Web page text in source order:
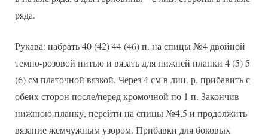
ряда.
Рукава: набрать 40 (42) 44 (46) п. на спицы №4 двойной
темно-розовой нитью и вязать для нижней планки 4 (5) 5
(6) см платочной вязкой. Через 4 см в лиц. р. прибавить с
обеих сторон после/перед кромочной по 1 п. Закончив
нижнюю планку, перейти на спицы №4,5 и продолжить
вязание жемчужным узором. Прибавки для боковых